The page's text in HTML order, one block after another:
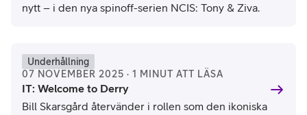
nytt – i den nya spinoff-serien NCIS: Tony & Ziva.
Underhållning
07 NOVEMBER 2025 · 1 MINUT ATT LÄSA
IT: Welcome to Derry
Bill Skarsgård återvänder i rollen som den ikoniska